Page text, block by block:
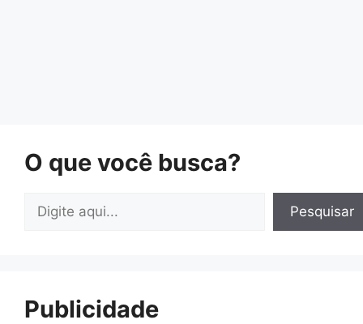
O que você busca?
Pesquisar
Publicidade